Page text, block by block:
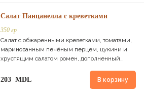
Салат Панцанелла с креветками
350 гр
Салат с обжаренными креветками, томатами,
маринованным печёным перцем, цукини и
хрустящим салатом ромен, дополненный
203 MDL В корзину